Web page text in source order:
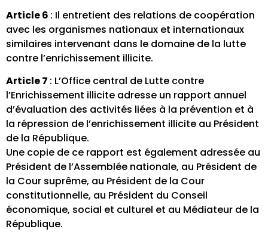
Article 6 : Il entretient des relations de coopération
avec les organismes nationaux et internationaux
similaires intervenant dans le domaine de la lutte
contre l’enrichissement illicite.
Article 7 : L’Office central de Lutte contre
l’Enrichissement illicite adresse un rapport annuel
d’évaluation des activités liées à la prévention et à
la répression de l’enrichissement illicite au Président
de la République.
Une copie de ce rapport est également adressée au
Président de l’Assemblée nationale, au Président de
la Cour suprême, au Président de la Cour
constitutionnelle, au Président du Conseil
économique, social et culturel et au Médiateur de la
République.